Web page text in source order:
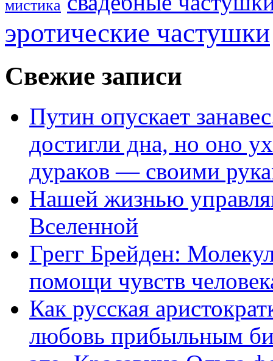
мистика
эротические частушки
Свежие записи
Путин опускает
достигли дна, но оно
дураков — своими
Нашей жизнью
Вселенной
Грегг Брейден:
помощи чувств
Как русская
любовь прибыльным